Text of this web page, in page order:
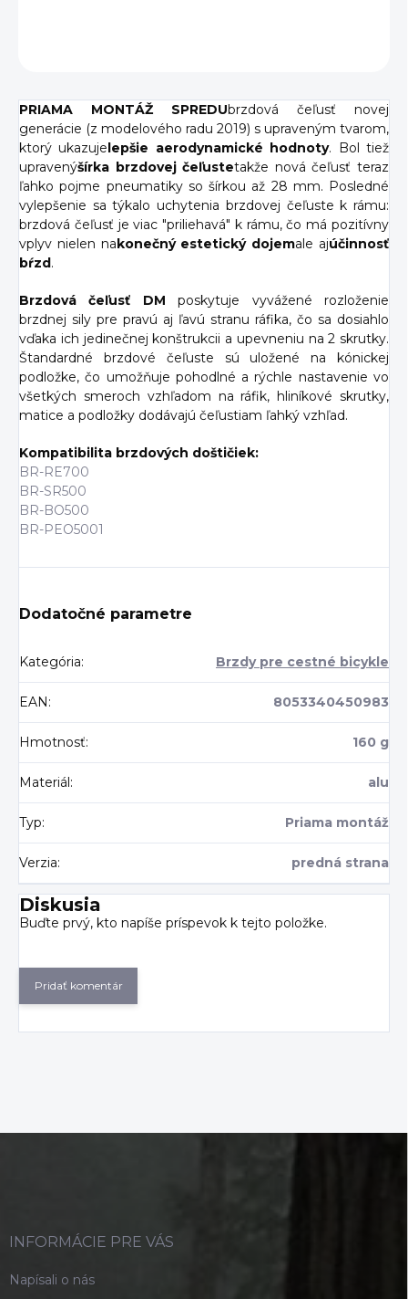
PRIAMA MONTÁŽ SPREDUbrzdová čeľusť novej
generácie (z modelového radu 2019) s upraveným tvarom,
ktorý ukazuje lepšie aerodynamické hodnoty. Bol tiež
upravenýšírka brzdovej čeľustetakže nová čeľusť teraz
ľahko pojme pneumatiky so šírkou až 28 mm. Posledné
vylepšenie sa týkalo uchytenia brzdovej čeľuste k rámu:
brzdová čeľusť je viac "priliehavá" k rámu, čo má pozitívny
vplyv nielen na konečný estetický dojemale ajúčinnosť
bŕzd .
Brzdová čeľusť DM poskytuje vyvážené rozloženie
brzdnej sily pre pravú aj ľavú stranu ráfika, čo sa dosiahlo
vďaka ich jedinečnej konštrukcii a upevneniu na 2 skrutky.
Štandardné brzdové čeľuste sú uložené na kónickej
podložke, čo umožňuje pohodlné a rýchle nastavenie vo
všetkých smeroch vzhľadom na ráfik, hliníkové skrutky,
matice a podložky dodávajú čeľustiam ľahký vzhľad.
Kompatibilita brzdových doštičiek:
BR-RE700
BR-SR500
BR-BO500
BR-PEO5001
Dodatočné parametre
Kategória: Brzdy pre cestné bicykle
EAN : 8053340450983
Hmotnosť: 160 g
Materiál : alu
Typ: Priama montáž
Verzia: predná strana
Diskusia
Buďte prvý, kto napíše príspevok k tejto položke.
Pridať komentár
INFORMÁCIE PRE VÁS
Napísali o nás